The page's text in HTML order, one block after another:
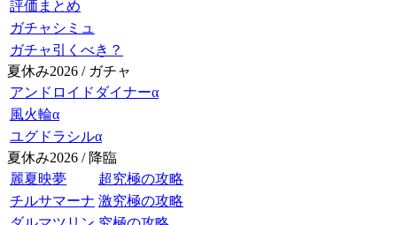
評価まとめ
ガチャシミュ
ガチャ引くべき？
夏休み2026 / ガチャ
アンドロイドダイナーα
風火輪α
ユグドラシルα
夏休み2026 / 降臨
麗夏映夢
超究極の攻略
チルサマーナ 激究極の攻略